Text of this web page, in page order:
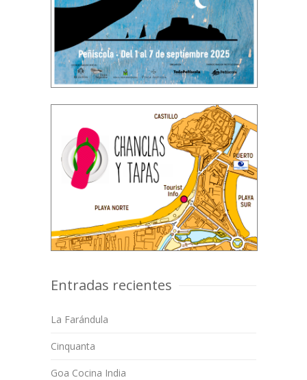
Entradas recientes
La Farándula
Cinquanta
Goa Cocina India